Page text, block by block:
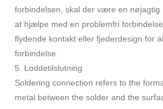
forbindelsen, skal der være en nøjagtig
at hjælpe med en problemfri
flydende kontakt eller fjederdesign for
forbindelse.
5. Loddetilslutning
Soldering connection refers to the
metal between the solder and the